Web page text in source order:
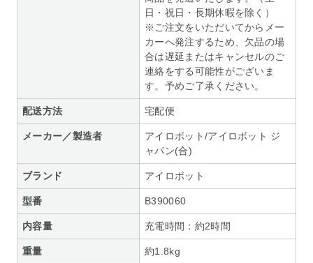
日・祝日・長期休暇を除く）
※ご注文をいただいてからメー
カーへ発注するため、欠品の場
合は遅延またはキャンセルのご
連絡をする可能性がございま
す。予めご了承ください。
配送方法 宅配便
メーカー／製造者
アイロボット/アイロボット ジ
ャパン(合)
ブランド アイロボット
型番 B390060
内容量 充電時間：約2時間
重量 約1.8kg